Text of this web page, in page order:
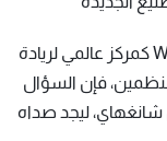
وتهدف هذه المنتديات إلى ترسيخ مكانة WAIC كمركز عالمي لريادة
فإن السؤال
شانغهاي، ليجد صداه